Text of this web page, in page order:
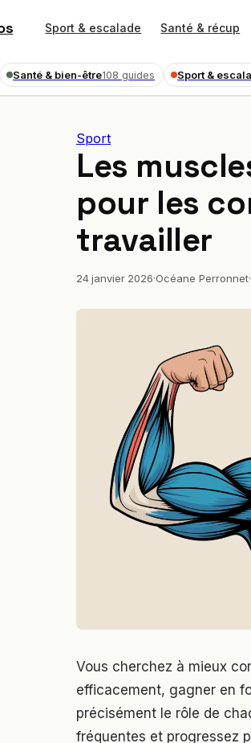
Sport & escalade Santé & récup
Santé & bien-être108 guides Sport &
Sport
Les
pour les
travailler
24 janvier 2026·Océane Perronnet·
Vous cherchez à mieux
efficacement, gagner en
précisément le rôle de
fréquentes et progressez